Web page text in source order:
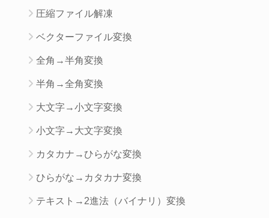
圧縮ファイル解凍
ベクターファイル変換
全角→半角変換
半角→全角変換
大文字→小文字変換
小文字→大文字変換
カタカナ→ひらがな変換
ひらがな→カタカナ変換
テキスト→2進法（バイナリ）変換